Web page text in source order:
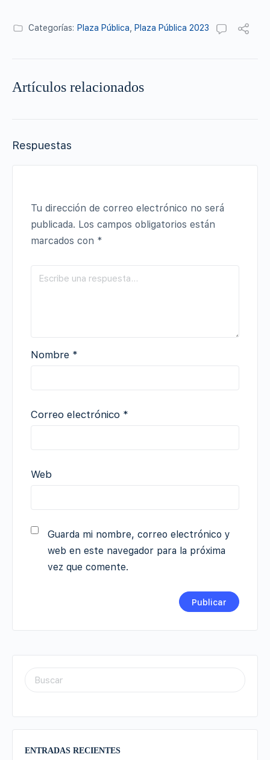
Categorías: Plaza Pública, Plaza Pública 2023
Artículos relacionados
Respuestas
Tu dirección de correo electrónico no será
publicada. Los campos obligatorios están
marcados con *
Nombre *
Correo electrónico *
Web
Guarda mi nombre, correo electrónico y
web en este navegador para la próxima
vez que comente.
ENTRADAS RECIENTES